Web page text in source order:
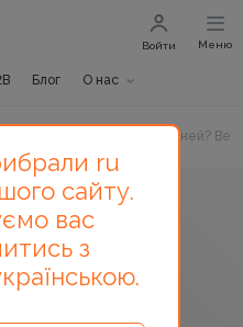
Блог О нас
Войти Меню
сайт под фильтр с первых дней?
ru
сайту.
вас
з